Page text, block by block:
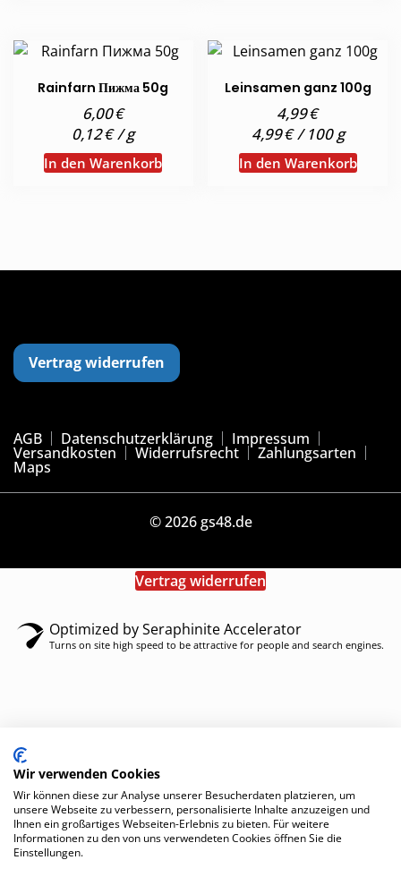
Rainfarn Пижма 50g
6,00€
0,12€/g
In den Warenkorb
Leinsamen ganz 100g
4,99€
4,99€/ 100 g
In den Warenkorb
Vertrag widerrufen
AGB Datenschutzerklärung Impressum
Versandkosten Widerrufsrecht Zahlungsarten
Maps
© 2026 gs48.de
Vertrag widerrufen
Optimized by Seraphinite Accelerator
Turns on site high speed to be attractive for people and search engines.
Wir verwenden Cookies
Wir können diese zur Analyse unserer Besucherdaten platzieren, um
unsere Webseite zu verbessern, personalisierte Inhalte anzuzeigen und
Ihnen ein großartiges Webseiten-Erlebnis zu bieten. Für weitere
Informationen zu den von uns verwendeten Cookies öffnen Sie die
Einstellungen.